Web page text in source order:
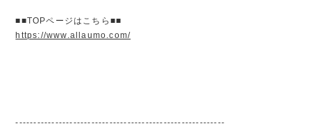
■■TOPページはこちら■■
https://www.allaumo.com/
----------------------------------------------------------